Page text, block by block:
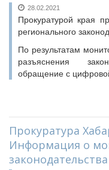
28.02.2021
Прокуратурой края
регионального
По результатам
разъяснения
обращение с
Прокуратура
Информация о